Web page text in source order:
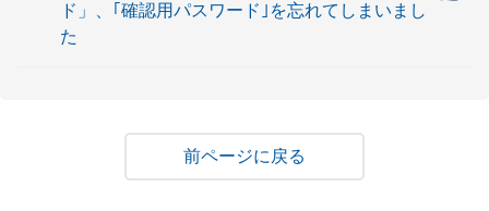
ド」、｢確認用パスワード｣を忘れてしまいまし
た
戻る